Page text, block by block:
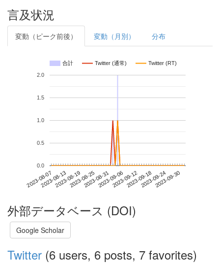
言及状況
変動（ピーク前後） 変動（月別） 分布
合計 Twitter (通常) Twitter (RT)
2023-08-072023-08-132023-08-192023-08-252023-08-312023-09-062023-09-122023-09-182023-09-242023-09-30
0.0
0.5
1.0
1.5
2.0
外部データベース (DOI)
Google Scholar
Twitter (6 users, 6 posts, 7 favorites)